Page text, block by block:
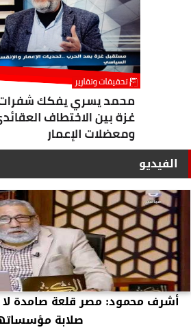
الفيديو
أشرف محمود: مصر قلعة صامدة لا
صلابة